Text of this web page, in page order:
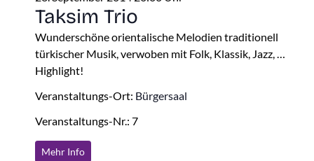
Taksim Trio
Wunderschöne orientalische Melodien traditionell
türkischer Musik, verwoben mit Folk, Klassik, Jazz, …
Highlight!
Veranstaltungs-Ort: Bürgersaal
Veranstaltungs-Nr.: 7
Mehr Info